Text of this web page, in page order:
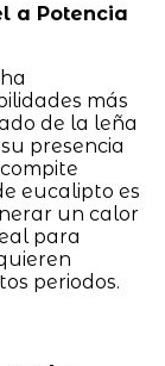
a Potencia
más
de la leña
presencia
eucalipto es
un calor
para
periodos.